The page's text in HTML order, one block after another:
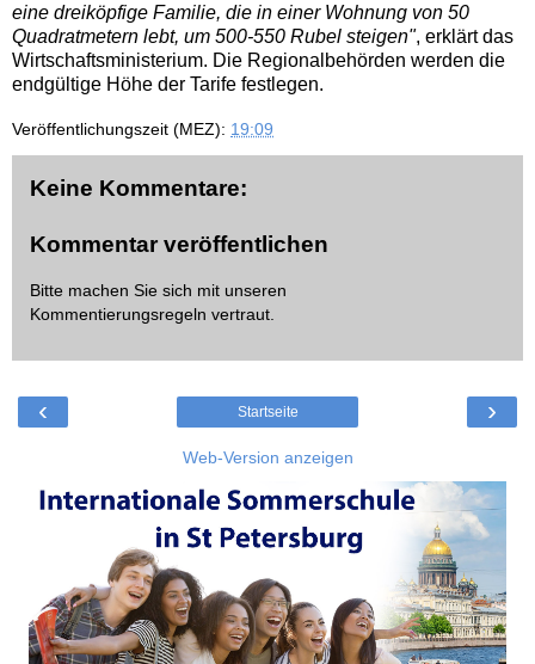
eine dreiköpfige Familie, die in einer Wohnung von 50
Quadratmetern lebt, um 500-550 Rubel steigen", erklärt das
Wirtschaftsministerium. Die Regionalbehörden werden die
endgültige Höhe der Tarife festlegen.
Veröffentlichungszeit (MEZ): 19:09
Keine Kommentare:
Kommentar veröffentlichen
Bitte machen Sie sich mit unseren
Kommentierungsregeln vertraut.
‹ ›
Startseite
Web-Version anzeigen